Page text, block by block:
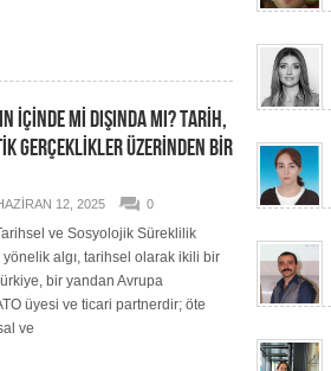
İÇİNDE Mİ DIŞINDA MI? TARİH,
GERÇEKLİKLER ÜZERİNDEN BİR
12, 2025 0
ve Sosyolojik Süreklilik
yönelik algı, tarihsel olarak ikili bir
bir yandan Avrupa
üyesi ve ticari partnerdir; öte
ve